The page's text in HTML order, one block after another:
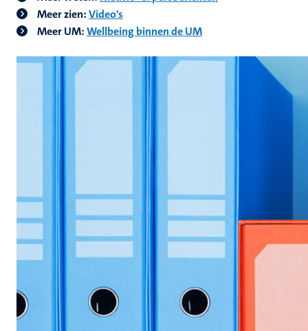
Meer zien:Video's
Meer UM:Wellbeing binnen de UM